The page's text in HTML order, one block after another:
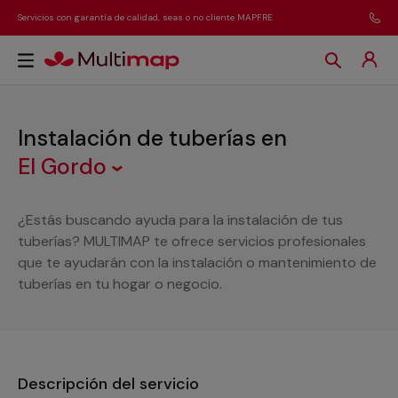
Servicios con garantía de calidad, seas o no cliente MAPFRE
Instalación de tuberías en
El Gordo
¿Estás buscando ayuda para la instalación de tus
tuberías? MULTIMAP te ofrece servicios profesionales
que te ayudarán con la instalación o mantenimiento de
tuberías en tu hogar o negocio.
Descripción del servicio